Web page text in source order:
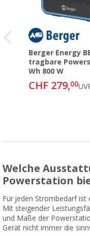
Berger Energy
tragbare
Wh 800 W
CHF 279,00
Welche
Powerstation
Für jeden Strombedarf ist
Mit steigender
und Maße der
Gerät nicht immer die